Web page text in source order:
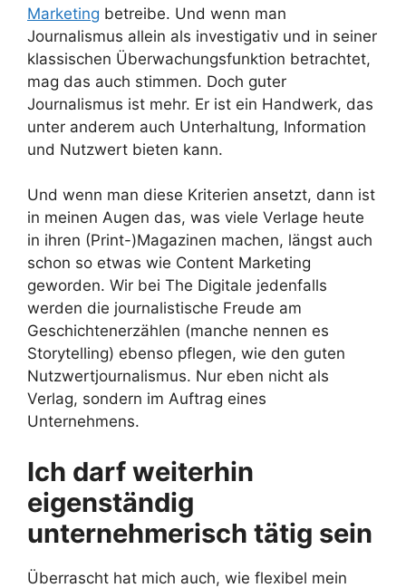
Marketing betreibe. Und wenn man
Journalismus allein als investigativ und in seiner
klassischen Überwachungsfunktion betrachtet,
mag das auch stimmen. Doch guter
Journalismus ist mehr. Er ist ein Handwerk, das
unter anderem auch Unterhaltung, Information
und Nutzwert bieten kann.
Und wenn man diese Kriterien ansetzt, dann ist
in meinen Augen das, was viele Verlage heute
in ihren (Print-)Magazinen machen, längst auch
schon so etwas wie Content Marketing
geworden. Wir bei The Digitale jedenfalls
werden die journalistische Freude am
Geschichtenerzählen (manche nennen es
Storytelling) ebenso pflegen, wie den guten
Nutzwertjournalismus. Nur eben nicht als
Verlag, sondern im Auftrag eines
Unternehmens.
Ich darf weiterhin
eigenständig
unternehmerisch tätig sein
Überrascht hat mich auch, wie flexibel mein